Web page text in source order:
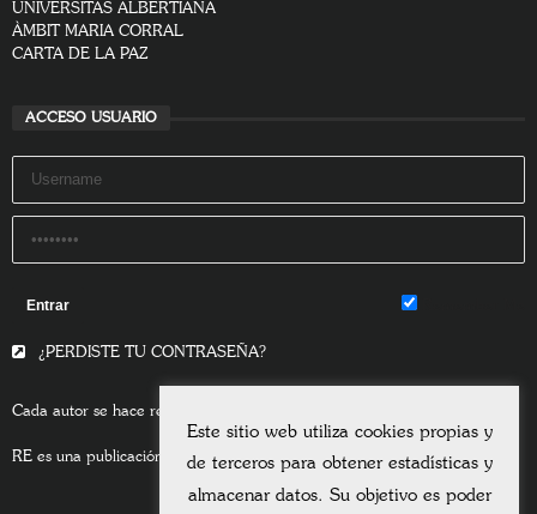
UNIVERSITAS ALBERTIANA
ÀMBIT MARIA CORRAL
CARTA DE LA PAZ
ACCESO USUARIO
¿PERDISTE TU CONTRASEÑA?
Cada autor se hace responsable del contenido de sus escritos.
RE es una publicación asociada a la Universitas Albertiana.
Este sitio web utiliza cookies propias y
de terceros para obtener estadísticas y
almacenar datos. Su objetivo es poder